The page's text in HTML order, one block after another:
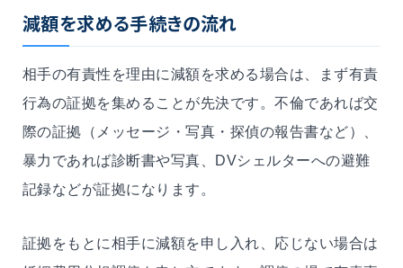
減額を求める手続きの流れ
相手の有責性を理由に減額を求める場合は、まず有責
行為の証拠を集めることが先決です。不倫であれば交
際の証拠（メッセージ・写真・探偵の報告書など）、
暴力であれば診断書や写真、DVシェルターへの避難
記録などが証拠になります。
証拠をもとに相手に減額を申し入れ、応じない場合は